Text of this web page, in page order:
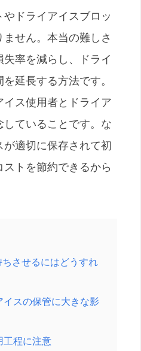
やドライアイスブロッ
せん。本当の難しさ
率を減らし、ドライ
延長する方法です。
ス使用者とドライア
ていることです。な
適切に保存されて初
トを節約できるから
ちさせるにはどうすれ
スの保管に大きな影
工程に注意